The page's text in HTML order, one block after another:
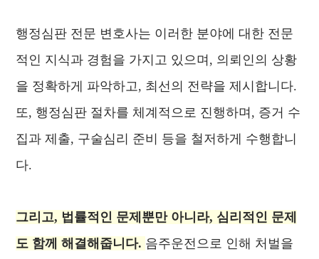
행정심판 전문 변호사는 이러한 분야에 대한 전문
적인 지식과 경험을 가지고 있으며, 의뢰인의 상황
을 정확하게 파악하고, 최선의 전략을 제시합니다.
또, 행정심판 절차를 체계적으로 진행하며, 증거 수
집과 제출, 구술심리 준비 등을 철저하게 수행합니
다.
그리고, 법률적인 문제뿐만 아니라, 심리적인 문제
도 함께 해결해줍니다. 음주운전으로 인해 처벌을